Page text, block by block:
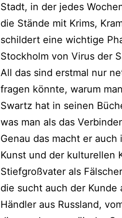
Stadt, in der jedes
die Stände mit Krims,
schildert eine wichtige
Stockholm von Virus der
All das sind erstmal nur
fragen könnte, warum
Swartz hat in seinen
was man als das
Genau das macht er
Kunst und der kulturellen
Stiefgroßvater als
die sucht auch der Kunde
Händler aus Russland,